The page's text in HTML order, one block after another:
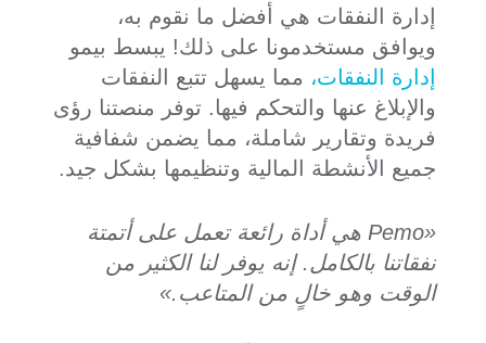
إدارة النفقات هي أفضل ما نقوم به،
ويوافق مستخدمونا على ذلك! يبسط بيمو
إدارة النفقات، مما يسهل تتبع النفقات
والإبلاغ عنها والتحكم فيها. توفر منصتنا رؤى
فريدة وتقارير شاملة، مما يضمن شفافية
جميع الأنشطة المالية وتنظيمها بشكل جيد.
«Pemo هي أداة رائعة تعمل على أتمتة
نفقاتنا بالكامل. إنه يوفر لنا الكثير من
الوقت وهو خالٍ من المتاعب.»